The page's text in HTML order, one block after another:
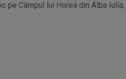
pe Câmpul lui Horea din Alba